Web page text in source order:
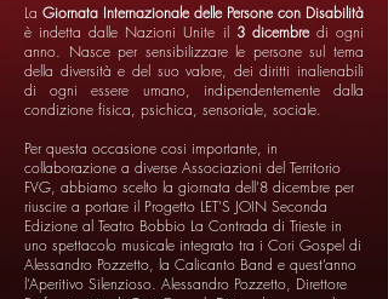
La Giornata Internazionale delle Persone con Disabilità
è indetta dalle Nazioni Unite il 3 dicembre di ogni
anno. Nasce per sensibilizzare le persone sul tema
della diversità e del suo valore, dei diritti inalienabili
di ogni essere umano, indipendentemente dalla
condizione fisica, psichica, sensoriale, sociale.
Per questa occasione cosi importante, in
collaborazione a diverse Associazioni del Territorio
FVG, abbiamo scelto la giornata dell’8 dicembre per
riuscire a portare il Progetto LET’S JOIN Seconda
Edizione al Teatro Bobbio La Contrada di Trieste in
uno spettacolo musicale integrato tra i Cori Gospel di
Alessandro Pozzetto, la Calicanto Band e quest’anno
l’Aperitivo Silenzioso. Alessandro Pozzetto, Direttore